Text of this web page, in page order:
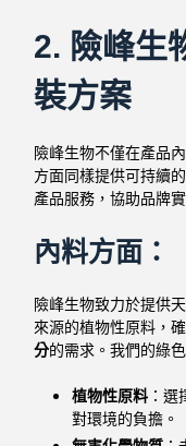
2. 險峰生
裝方案
險峰生物不僅在產品
方面同樣提供可持續
產品服務，協助品牌
內料方面：
險峰生物致力於提供
來源的植物性原料，
分的需求。我們的綠
植物性原料 ：
對環境的負擔。